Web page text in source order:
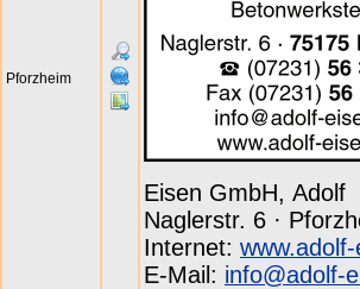
Pforzheim
Eisen GmbH, Adolf
Naglerstr. 6 ·
Internet:
E-Mail: info@adolf-